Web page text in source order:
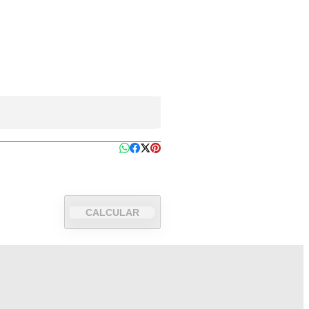
CALCULAR